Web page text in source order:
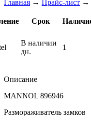
Главная → Прайс-лист →
Срок
В наличии
дн.
1
Описание
MANNOL 896946
Размораживатель замков